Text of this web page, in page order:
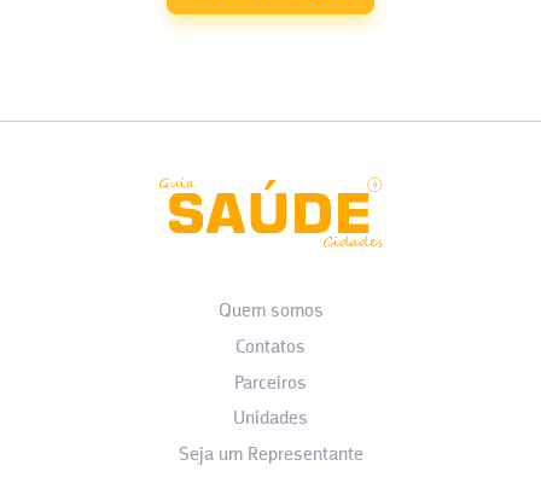
Quem somos
Contatos
Parceiros
Unidades
Seja um Representante